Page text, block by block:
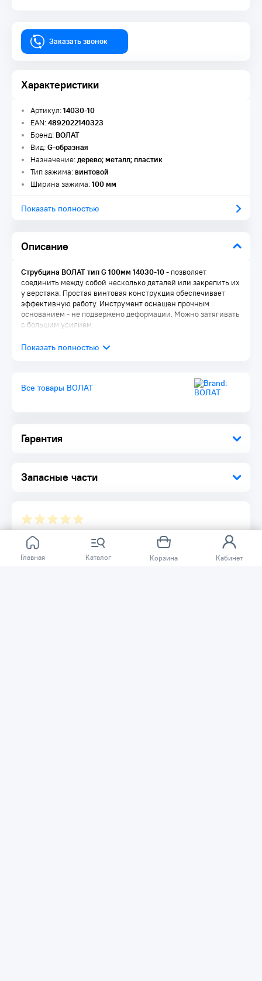
Главная Каталог Корзина Кабинет
Заказать звонок
Характеристики
Описание
Гарантия
Запасные части
Артикул:14030-10
EAN:4892022140323
Бренд:ВОЛАТ
Вид:G-образная
Назначение:дерево; металл; пластик
Тип зажима:винтовой
Ширина зажима:100 мм
Показать полностью
Струбцина ВОЛАТ тип G 100мм 14030-10- позволяет
соединить между собой несколько деталей или закрепить их
у верстака. Простая винтовая конструкция обеспечивает
эффективную работу. Инструмент оснащен прочным
основанием - не подвержено деформации. Можно затягивать
с большим усилием.
Все товары ВОЛАТ
Отзывов ещё нет.
Расскажите о товаре, который приобрели у нас.